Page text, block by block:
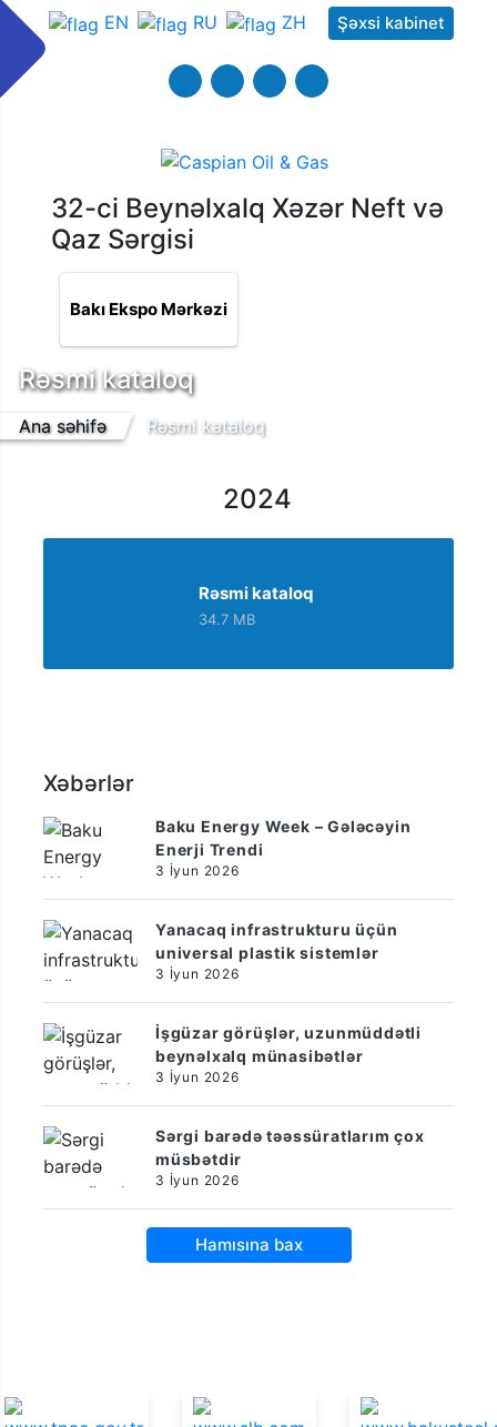
EN RU ZH Şəxsi kabinet
32-ci Beynəlxalq Xəzər Neft və
Qaz Sərgisi
Bakı Ekspo Mərkəzi
Rəsmi kataloq
Ana səhifə Rəsmi kataloq
2024
Rəsmi kataloq
34.7 MB
Xəbərlər
Baku Energy Week – Gələcəyin
Enerji Trendi
3 İyun 2026
Yanacaq infrastrukturu üçün
universal plastik sistemlər
3 İyun 2026
İşgüzar görüşlər, uzunmüddətli
beynəlxalq münasibətlər
3 İyun 2026
Sərgi barədə təəssüratlarım çox
müsbətdir
3 İyun 2026
Hamısına bax